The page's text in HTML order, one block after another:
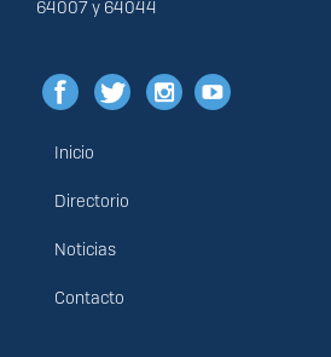
64007 y 64044
Menú
principal
Inicio
Directorio
Noticias
Contacto